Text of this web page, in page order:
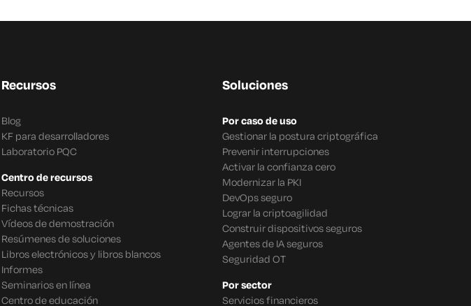
Recursos
Blog
KF para desarrolladores
Laboratorio PQC
Centro de recursos
Recursos
Fichas técnicas
Vídeos de demostración
Resúmenes de soluciones
Libros electrónicos y libros blancos
Informes
Seminarios en línea
Centro de educación
Soluciones
Por caso de uso
Gestionar la postura criptográfica
Prevenir interrupciones
Activar la confianza cero
Modernizar la PKI
DevOps seguro
Lograr la criptoagilidad
Construir dispositivos seguros
Agentes de IA seguros
Seguridad OT
Por sector
Servicios financieros